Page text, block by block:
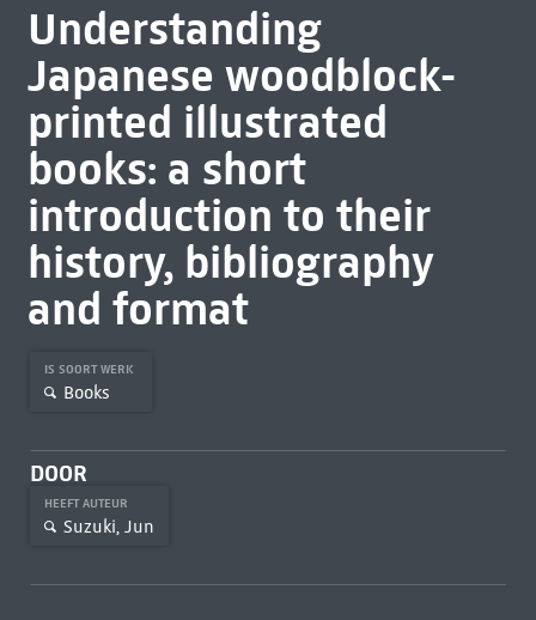
Understanding
Japanese woodblock-
printed illustrated
books: a short
introduction to their
history, bibliography
and format
IS SOORT WERK
Books
DOOR
HEEFT AUTEUR
Suzuki, Jun